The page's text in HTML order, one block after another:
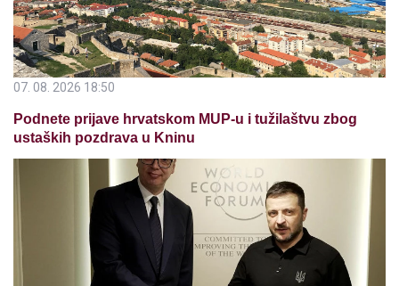
07. 08. 2026 18:50
Podnete prijave hrvatskom MUP-u i tužilaštvu zbog
ustaških pozdrava u Kninu